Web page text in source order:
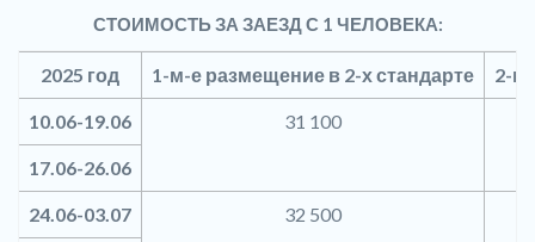
СТОИМОСТЬ ЗА ЗАЕЗД С 1 ЧЕЛОВЕКА:
2025 год 1-м-е размещение в 2-х стандарте 2-м
10.06-19.06 31 100
17.06-26.06
24.06-03.07 32 500